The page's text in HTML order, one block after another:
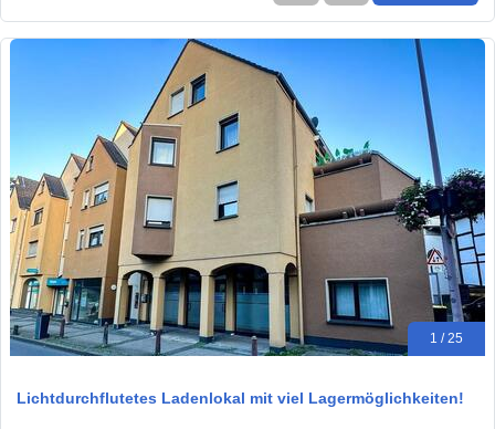
1 / 25
Lichtdurchflutetes Ladenlokal mit viel Lagermöglichkeiten!